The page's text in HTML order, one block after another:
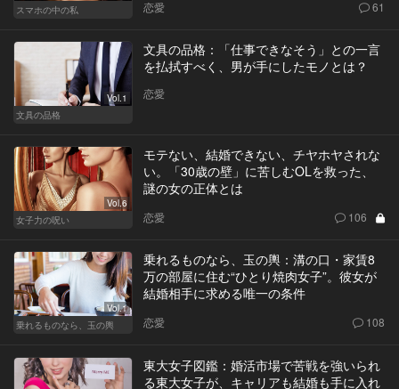
スマホの中の私
恋愛 61
Vol.1
文具の品格
文具の品格：「仕事できなそう」との一言
を払拭すべく、男が手にしたモノとは？
恋愛
Vol.6
女子力の呪い
モテない、結婚できない、チヤホヤされな
い。「30歳の壁」に苦しむOLを救った、
謎の女の正体とは
恋愛 106
Vol.1
乗れるものなら、玉の輿
乗れるものなら、玉の輿：溝の口・家賃8
万の部屋に住む“ひとり焼肉女子”。彼女が
結婚相手に求める唯一の条件
恋愛 108
東大女子図鑑：婚活市場で苦戦を強いられ
る東大女子が、キャリアも結婚も手に入れ